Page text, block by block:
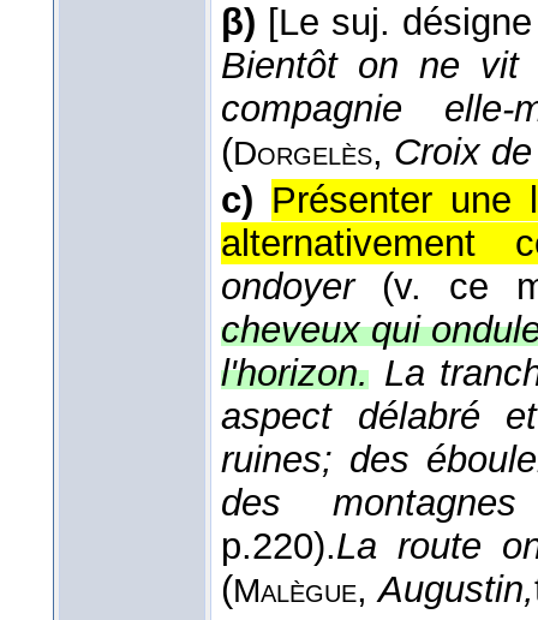
β) [Le suj.
Bientôt on ne vit
compagnie
(Dorgelès, Croix
c) Présenter une
alternativement
ondoyer(v. ce
cheveux qui
l'horizon. La
aspect délabré
ruines; des
des
p.220).La route
(Malègue,Augustin,